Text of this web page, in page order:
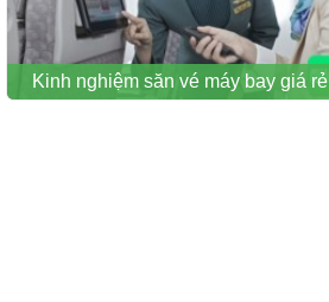
Kinh nghiệm săn vé máy bay giá rẻ